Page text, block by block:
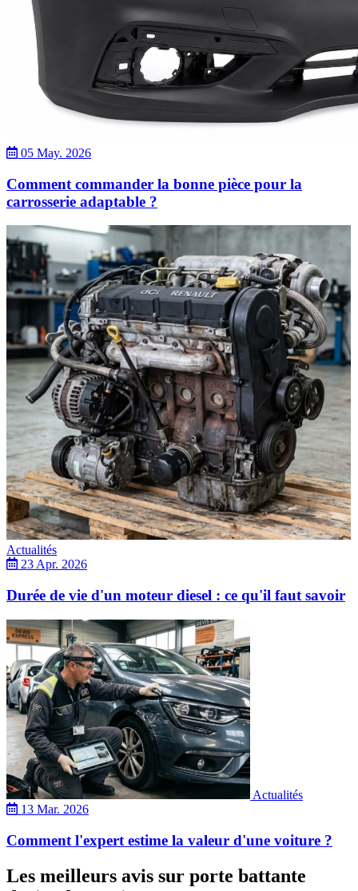
05 May. 2026
Comment commander la bonne pièce pour la
carrosserie adaptable ?
Actualités
23 Apr. 2026
Durée de vie d'un moteur diesel : ce qu'il faut savoir
Actualités
13 Mar. 2026
Comment l'expert estime la valeur d'une voiture ?
Les meilleurs avis sur porte battante